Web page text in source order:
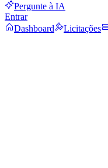
Pergunte à IA
Entrar
Dashboard
Licitações